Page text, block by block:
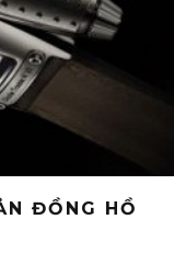
ĐỒNG HỒ